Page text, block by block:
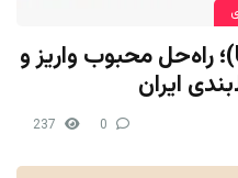
ووچر یوتوپیا (U Voucher)؛ راه‌حل محبوب واریز و
ایران